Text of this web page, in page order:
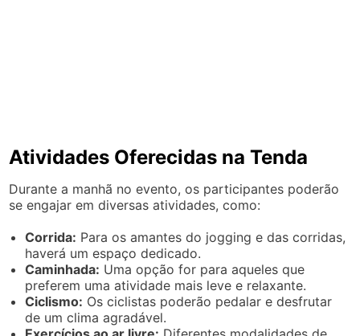
Atividades Oferecidas na Tenda
Durante a manhã no evento, os participantes poderão
se engajar em diversas atividades, como:
Corrida: Para os amantes do jogging e das corridas,
haverá um espaço dedicado.
Caminhada: Uma opção for para aqueles que
preferem uma atividade mais leve e relaxante.
Ciclismo: Os ciclistas poderão pedalar e desfrutar
de um clima agradável.